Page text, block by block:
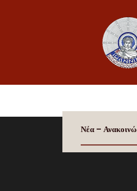
Νέα –